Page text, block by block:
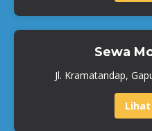
Sewa
Jl. Kramatandap,